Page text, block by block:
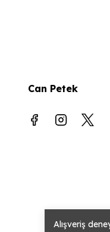
Alışveriş
Can Petek